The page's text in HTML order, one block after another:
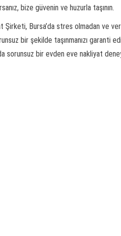
bize güvenin ve huzurla taşının.
Şirketi, Bursa’da stres olmadan ve
bir şekilde taşınmanızı garanti
sorunsuz bir evden eve nakliyat